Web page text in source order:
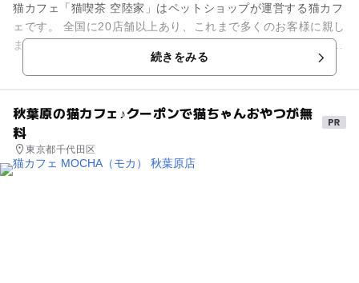
猫カフェ「猫喫茶 空陸家」はペットショップが運営する猫カフ
ェです。 全国に20店舗以上あり、これまで多くのお客様に親し
まれて参りました。 世代は幅広く、お子様（保護者様ご同伴）
続きをみる
秋葉原の猫カフェ♪クーポンで猫ちゃんおやつが無
料
東京都千代田区